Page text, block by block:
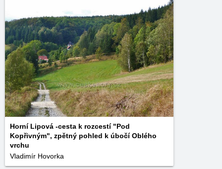
Horní Lipová -cesta k rozcestí "Pod
Kopřivným", zpětný pohled k úbočí Oblého
vrchu
Vladimír Hovorka